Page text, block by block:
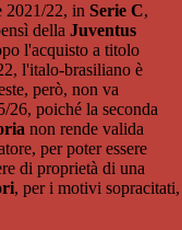
2021/22, in Serie C,
della Juventus
l'acquisto a titolo
l'italo-brasiliano è
però, non va
26, poiché la seconda
non rende valida
per poter essere
di proprietà di una
, per i motivi sopracitati,